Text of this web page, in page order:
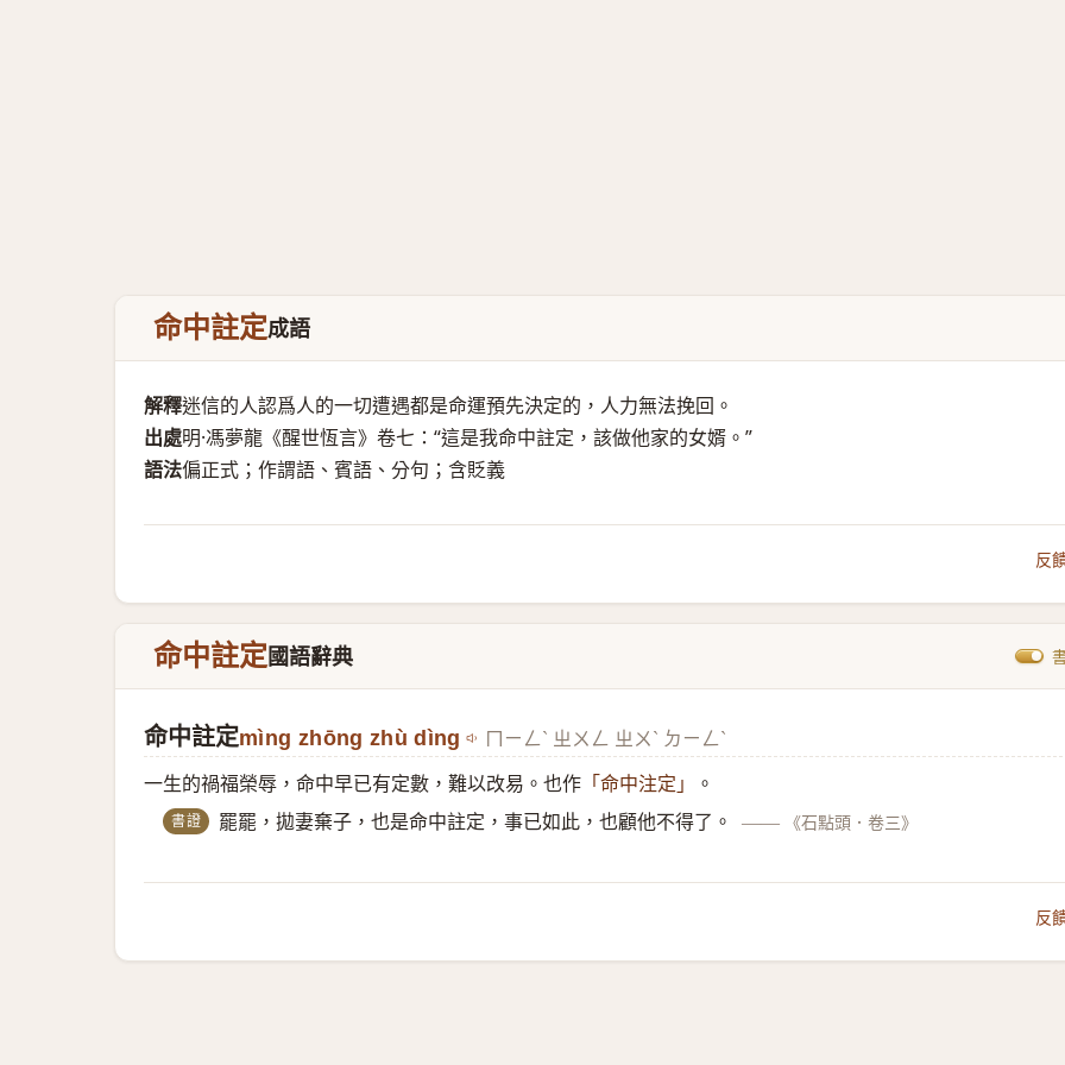
命中註定成語
解釋迷信的人認爲人的一切遭遇都是命運預先決定的，人力無法挽回。
出處明·馮夢龍《醒世恆言》卷七：“這是我命中註定，該做他家的女婿。”
語法偏正式；作謂語、賓語、分句；含貶義
反
命中註定國語辭典
命中註定mìng zhōng zhù dìng ㄇㄧㄥˋ ㄓㄨㄥ ㄓㄨˋ ㄉㄧㄥˋ
一生的禍福榮辱，命中早已有定數，難以改易。也作 「命中注定」 。
書證 罷罷，拋妻棄子，也是命中註定，事已如此，也顧他不得了。 —— 《石點頭．卷三》
反